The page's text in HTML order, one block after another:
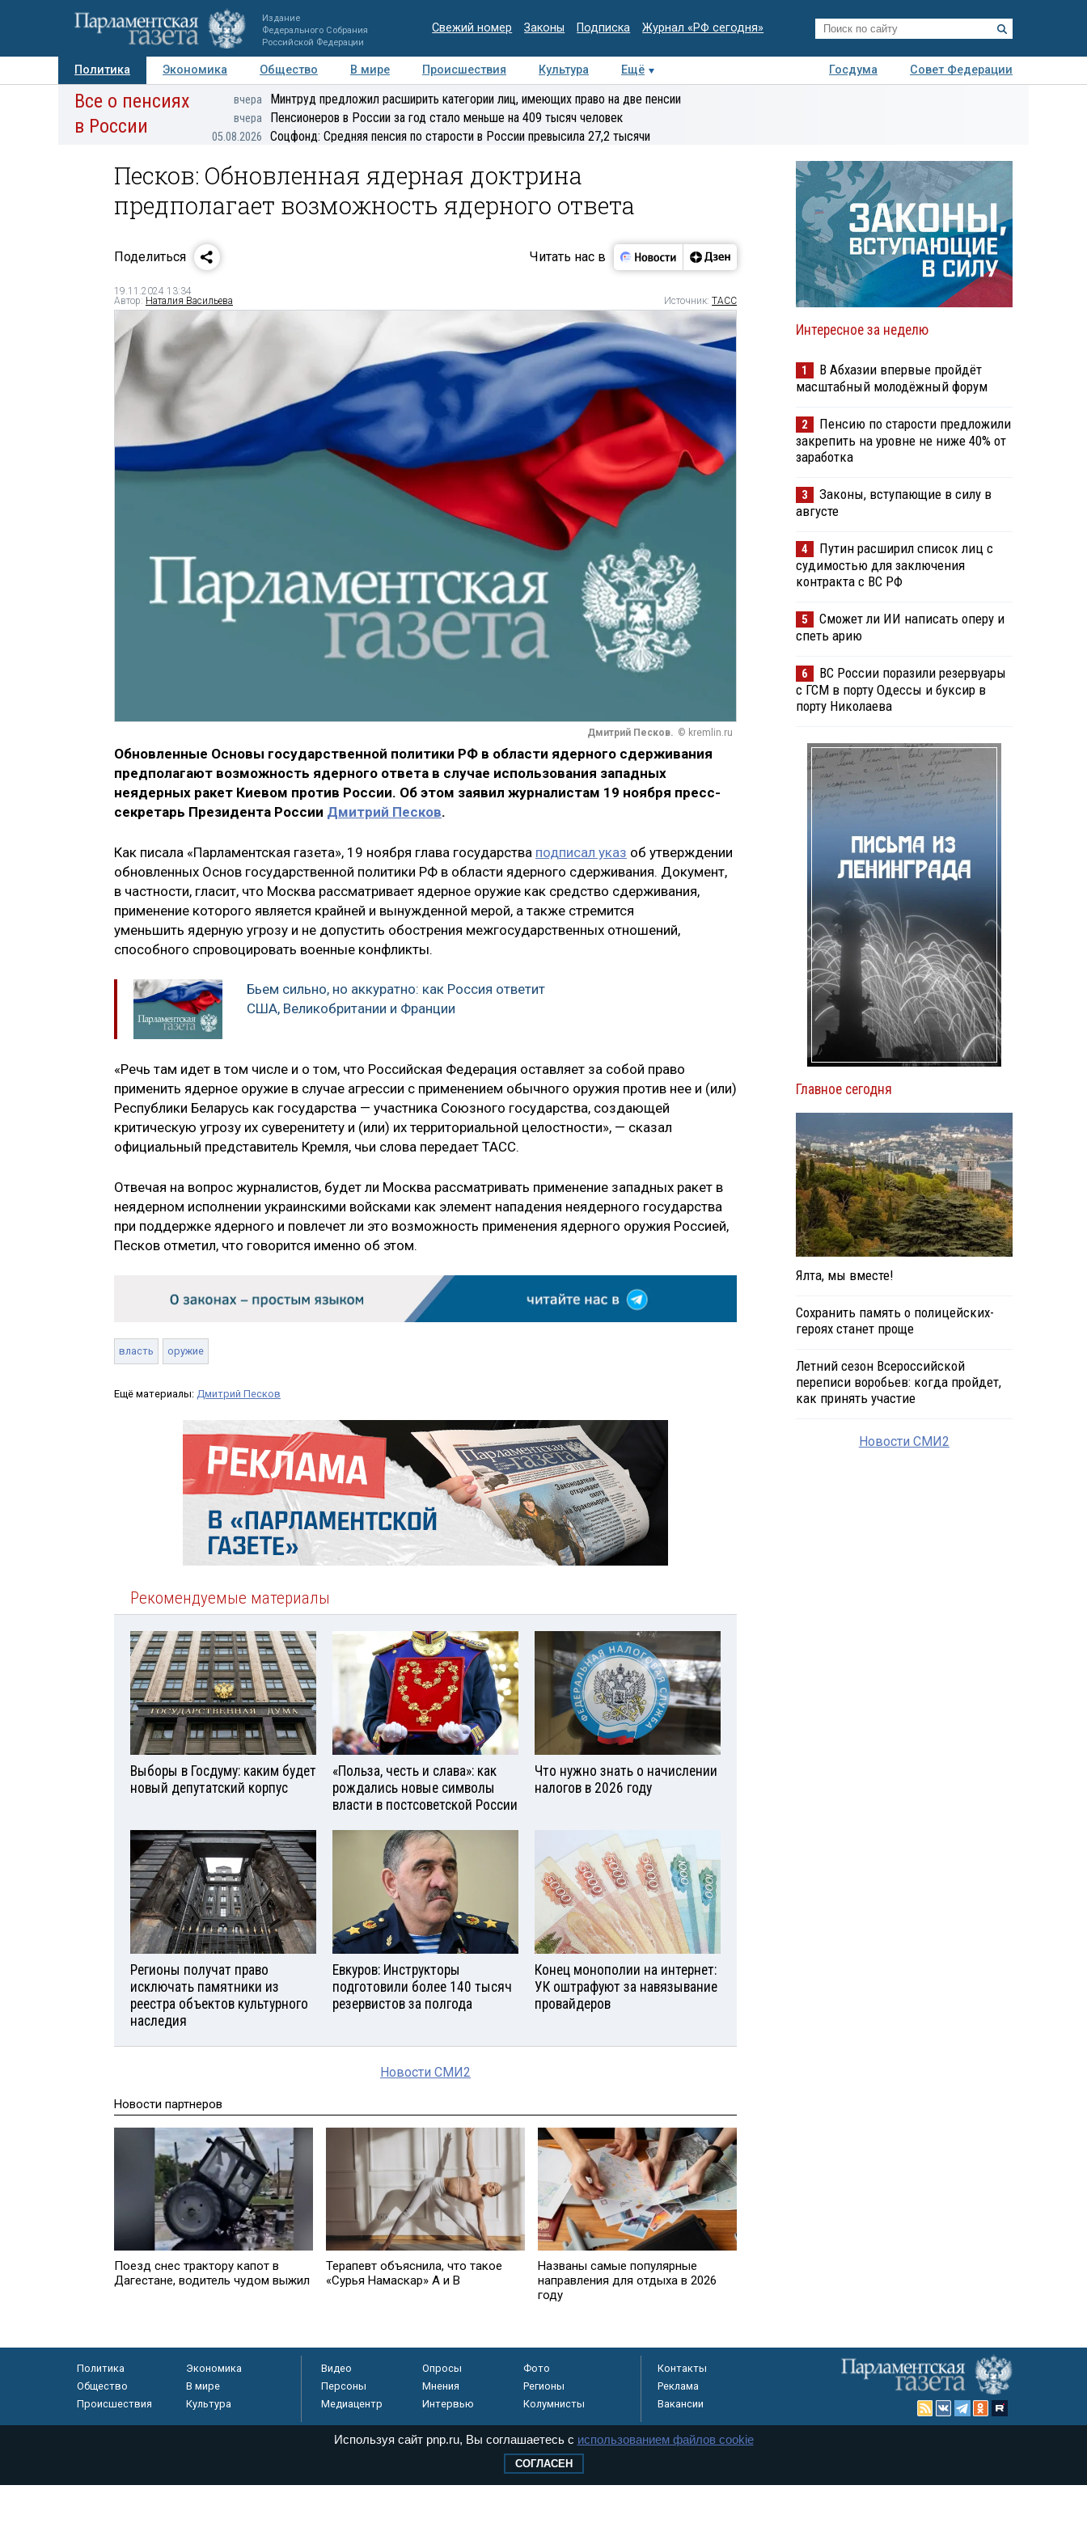
Издание
Федерального Собрания
Российской Федерации
Свежий номер Законы Подписка Журнал «РФ сегодня»
Политика Экономика Общество В мире Происшествия Культура Ещё Госдума
Совет Федерации
Авторы Персоны Мнения Регионы Медиацентр Интервью Колумнисты
Деловая
Все о пенсиях
в России
вчера Минтруд предложил расширить категории лиц, имеющих право на две пенсии
вчера Пенсионеров в России за год стало меньше на 409 тысяч человек
05.08.2026 Соцфонд: Средняя пенсия по старости в России превысила 27,2 тысячи
Песков: Обновленная ядерная доктрина
предполагает возможность ядерного ответа
Поделиться Читать нас в
19.11.2024 13:34
Автор: Наталия Васильева Источник: ТАСС
Дмитрий Песков. © kremlin.ru
Обновленные Основы государственной политики РФ в области ядерного сдерживания
предполагают возможность ядерного ответа в случае использования западных
неядерных ракет Киевом против России. Об этом заявил журналистам 19 ноября пресс-
секретарь Президента России Дмитрий Песков.
Как писала «Парламентская газета», 19 ноября глава государства подписал указ об утверждении
обновленных Основ государственной политики РФ в области ядерного сдерживания. Документ,
в частности, гласит, что Москва рассматривает ядерное оружие как средство сдерживания,
применение которого является крайней и вынужденной мерой, а также стремится
уменьшить ядерную угрозу и не допустить обострения межгосударственных отношений,
способного спровоцировать военные конфликты.
Бьем сильно, но аккуратно: как Россия ответит
США, Великобритании и Франции
«Речь там идет в том числе и о том, что Российская Федерация оставляет за собой право
применить ядерное оружие в случае агрессии с применением обычного оружия против нее и (или)
Республики Беларусь как государства — участника Союзного государства, создающей
критическую угрозу их суверенитету и (или) их территориальной целостности», — сказал
официальный представитель Кремля, чьи слова передает ТАСС.
Отвечая на вопрос журналистов, будет ли Москва рассматривать применение западных ракет в
неядерном исполнении украинскими войсками как элемент нападения неядерного государства
при поддержке ядерного и повлечет ли это возможность применения ядерного оружия Россией,
Песков отметил, что говорится именно об этом.
власть оружие
Ещё материалы: Дмитрий Песков
Рекомендуемые материалы
Выборы в Госдуму: каким будет
новый депутатский корпус
«Польза, честь и слава»: как
рождались новые символы
власти в постсоветской России
Что нужно знать о начислении
налогов в 2026 году
Регионы получат право
исключать памятники из
реестра объектов культурного
наследия
Евкуров: Инструкторы
подготовили более 140 тысяч
резервистов за полгода
Конец монополии на интернет:
УК оштрафуют за навязывание
провайдеров
Новости СМИ2
Новости партнеров
Поезд снес трактору капот в
Дагестане, водитель чудом выжил
Терапевт объяснила, что такое
«Сурья Намаскар» А и В
Названы самые популярные
направления для отдыха в 2026
году
Интересное за неделю
1
В Абхазии впервые пройдёт
масштабный молодёжный форум
2
Пенсию по старости предложили
закрепить на уровне не ниже 40% от
заработка
3
Законы, вступающие в силу в
августе
4
Путин расширил список лиц с
судимостью для заключения
контракта с ВС РФ
5
Сможет ли ИИ написать оперу и
спеть арию
6
ВС России поразили резервуары
с ГСМ в порту Одессы и буксир в
порту Николаева
Главное сегодня
Ялта, мы вместе!
Сохранить память о полицейских-
героях станет проще
Летний сезон Всероссийской
переписи воробьев: когда пройдет,
как принять участие
Новости СМИ2
Политика
Экономика
Общество
В мире
Происшествия
Культура
Видео Опросы
Фото
Персоны
Мнения
Регионы
Медиацентр
Интервью Колумнисты
Контакты
Реклама
Вакансии
Федеральной службе по надзору в сфере связи, информационных технологий и
Используя сайт pnp.ru, Вы соглашаетесь с использованием файлов cookie
СОГЛАСЕН